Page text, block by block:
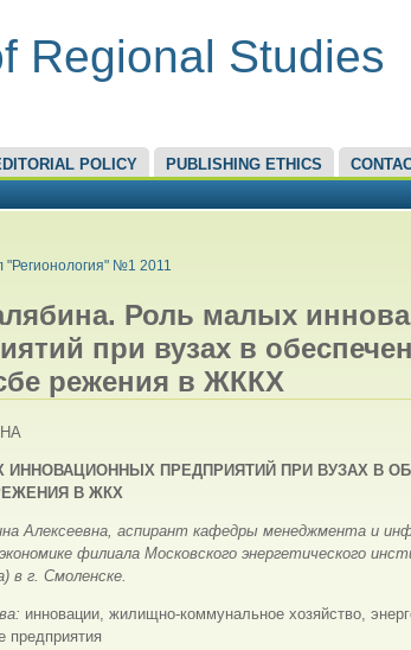
Regional Studies
POLICY PUBLISHING ETHICS
№1 2011
Роль малых
при вузах в
режения в ЖККХ
ИННОВАЦИОННЫХ ПРЕДПРИЯТИЙ ПРИ ВУЗАХ В
В ЖКХ
Алексеевна, аспирант кафедры менеджмента и
филиала Московского энергетического
в г. Смоленске.
инновации, жилищно-коммунальное хозяйство,
предприятия